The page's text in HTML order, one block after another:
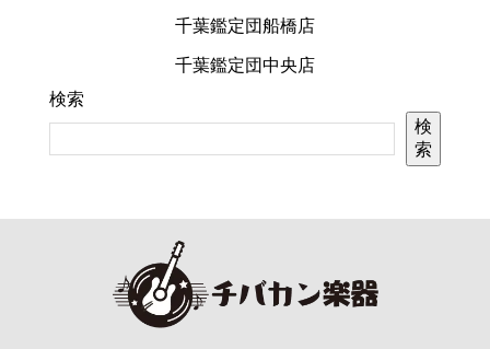
千葉鑑定団船橋店
千葉鑑定団中央店
検索
検
索